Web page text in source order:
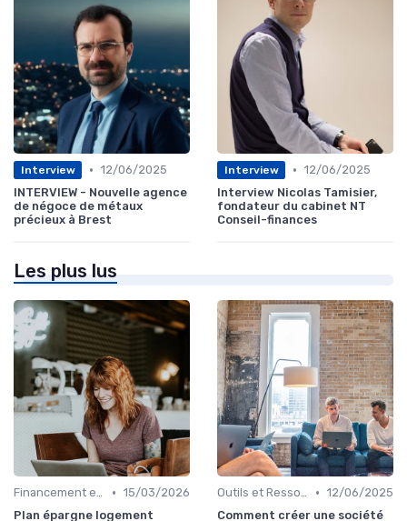
Interview • 12/06/2025
INTERVIEW - Nouvelle agence
de négoce de métaux
précieux à Brest
Interview • 12/06/2025
Interview Nicolas Tamisier,
fondateur du cabinet NT
Conseil-finances
Les plus lus
Financement et Prêts Immobiliers • 15/03/2026
Plan épargne logement
Outils et Ressources Financières • 12/06/2025
Comment créer une société